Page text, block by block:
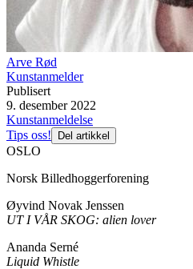
Arve Rød
Kunstanmelder
Publisert
9. desember 2022
Kunstanmeldelse
Tips oss!
Del artikkel
OSLO
Norsk Billedhoggerforening
Øyvind Novak Jenssen
UT I VÅR SKOG: alien lover
Ananda Serné
Liquid Whistle